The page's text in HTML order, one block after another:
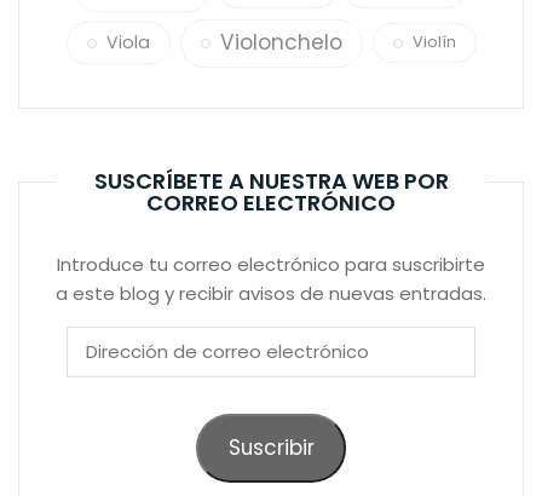
Viola Violonchelo Violín
SUSCRÍBETE A NUESTRA WEB POR
CORREO ELECTRÓNICO
Introduce tu correo electrónico para suscribirte
a este blog y recibir avisos de nuevas entradas.
Dirección
Suscribir